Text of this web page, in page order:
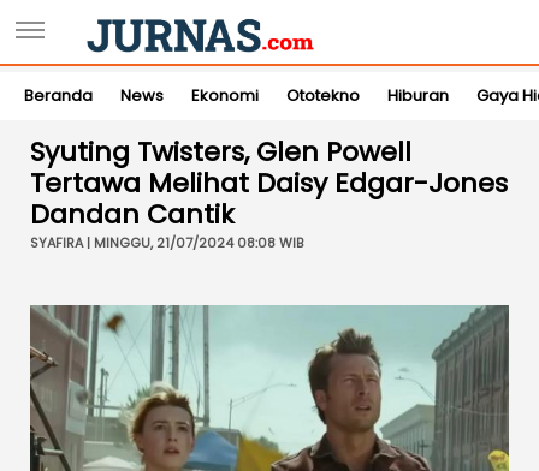
Beranda News Ekonomi Ototekno Hiburan Gaya
Syuting Twisters, Glen Powell
Tertawa Melihat Daisy Edgar-Jones
Dandan Cantik
SYAFIRA | MINGGU, 21/07/2024 08:08 WIB